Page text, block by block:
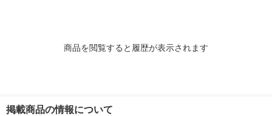
商品を閲覧すると履歴が表示されます
掲載商品の情報について